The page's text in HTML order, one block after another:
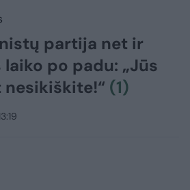
partija net ir
po padu: „Jūs
(1)